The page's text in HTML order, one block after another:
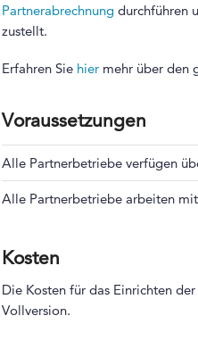
Partnerabrechnungdurchführen
zustellt.
Erfahren Sie hiermehr über den
Voraussetzungen
Alle Partnerbetriebe verfügen
Alle Partnerbetriebe arbeiten
Kosten
Die Kosten für das Einrichten
Vollversion.